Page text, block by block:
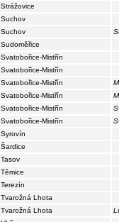
Strážovice
Suchov
Suchov
Sudoměřice
Svatobořice-Mistřín
Svatobořice-Mistřín
Svatobořice-Mistřín
Svatobořice-Mistřín
Svatobořice-Mistřín
Svatobořice-Mistřín
Syrovín
Šardice
Tasov
Těmice
Terezín
Tvarožná Lhota
Tvarožná Lhota